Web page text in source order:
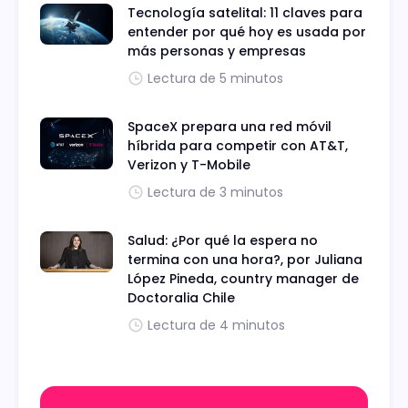
Tecnología satelital: 11 claves para
entender por qué hoy es usada por
más personas y empresas
Lectura de 5 minutos
SpaceX prepara una red móvil
híbrida para competir con AT&T,
Verizon y T-Mobile
Lectura de 3 minutos
Salud: ¿Por qué la espera no
termina con una hora?, por Juliana
López Pineda, country manager de
Doctoralia Chile
Lectura de 4 minutos